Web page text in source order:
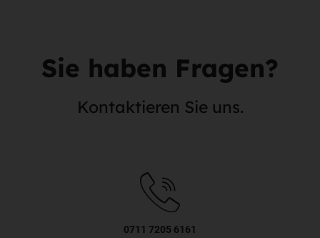
Sie haben Fragen?
Kontaktieren Sie uns.
0711 7205 6161